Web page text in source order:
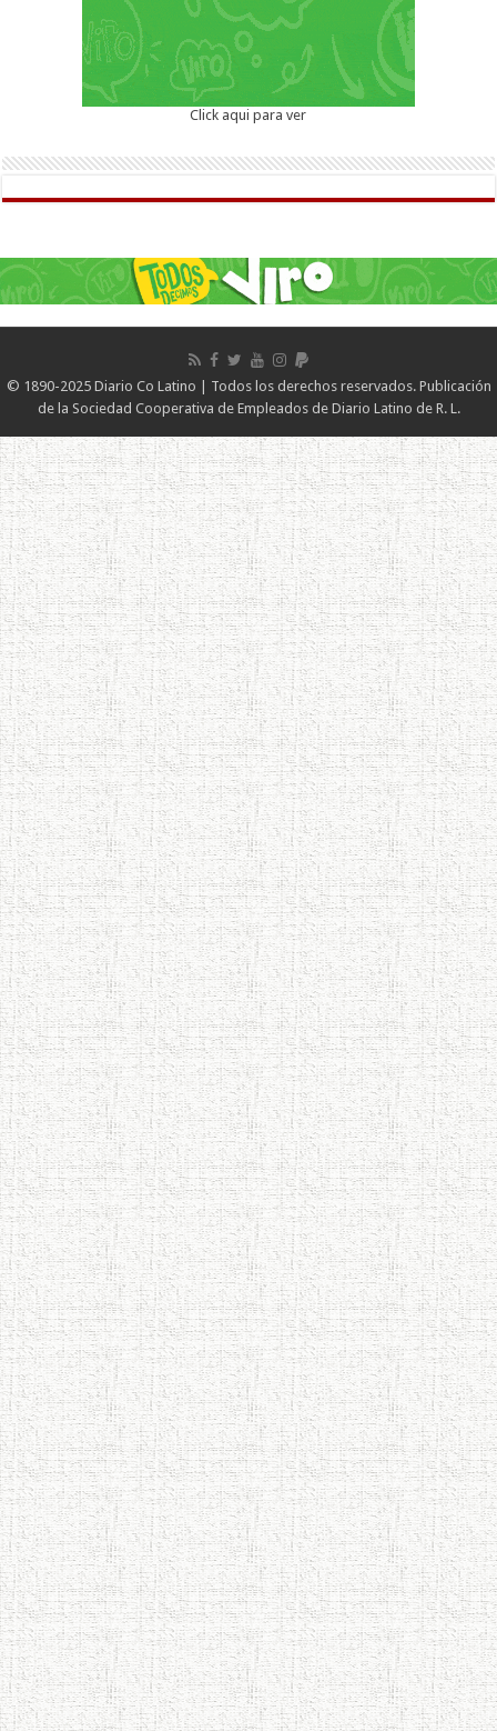
Click aqui para ver
© 1890-2025 Diario Co Latino | Todos los derechos reservados. Publicación
de la Sociedad Cooperativa de Empleados de Diario Latino de R. L.